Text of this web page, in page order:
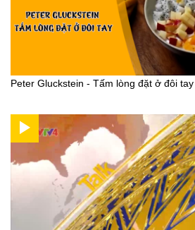
Peter Gluckstein - Tấm lòng đặt ở đôi tay